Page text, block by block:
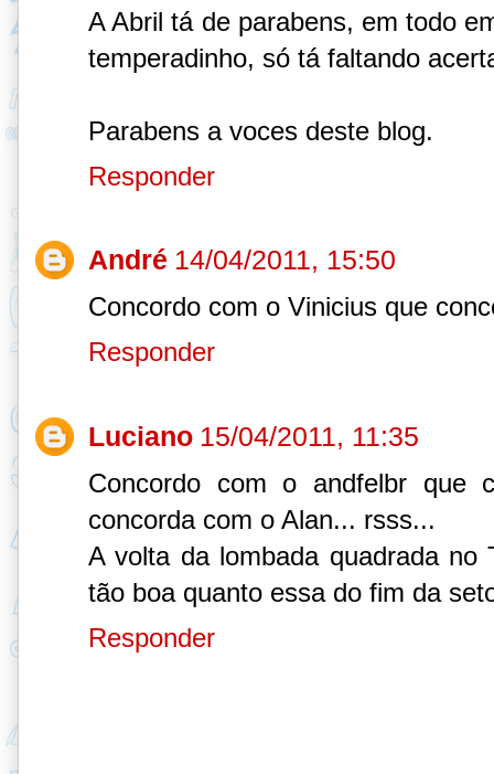
A Abril tá de parabens, em todo
temperadinho, só tá faltando
Parabens a voces deste blog.
Responder
André 14/04/2011, 15:50
Concordo com o Vinicius que
Responder
Luciano 15/04/2011, 11:35
Concordo com o andfelbr que
concorda com o Alan... rsss...
A volta da lombada quadrada no
tão boa quanto essa do fim da
Responder